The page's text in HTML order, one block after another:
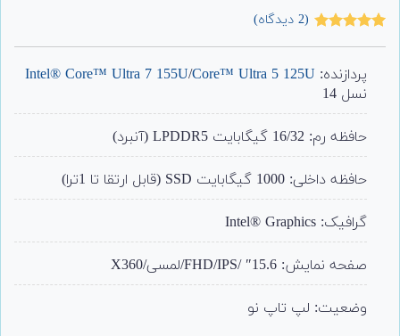
مشتری
(
2دیدگاه)
پردازنده: /Core™ Ultra 5 125U
نسل 14
حافظه رم: 16/32 گیگابایت LPDDR5 (آنبرد)
حافظه داخلی: 1000 گیگابایت SSD (قابل ارتقا تا 1ترا)
گرافیک: Intel® Graphics
صفحه نمایش: 15.6″ /FHD/IPS/لمسی/X360
وضعیت: لپ تاپ نو